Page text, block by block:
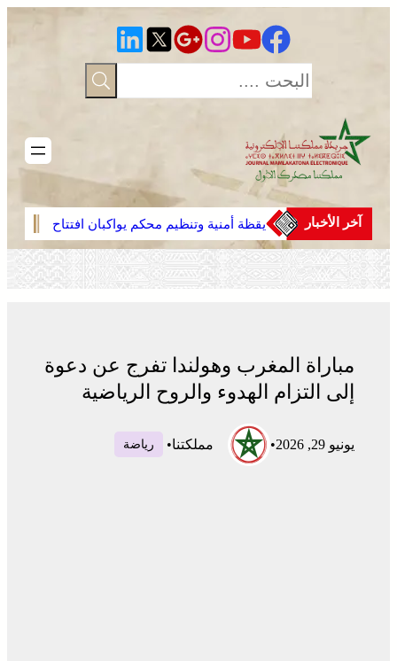
آخر الأخبار
يقظة أمنية وتنظيم محكم يواكبان افتتاح
مهرجان الزربية الوراينية بتاهلة .. جهود
ميدانية أسهمت في إنجاح العرس
الثقافي
مباراة المغرب وهولندا تفرج عن دعوة
إلى التزام الهدوء والروح الرياضية
يونيو 29, 2026 • مملكتنا• رياضة